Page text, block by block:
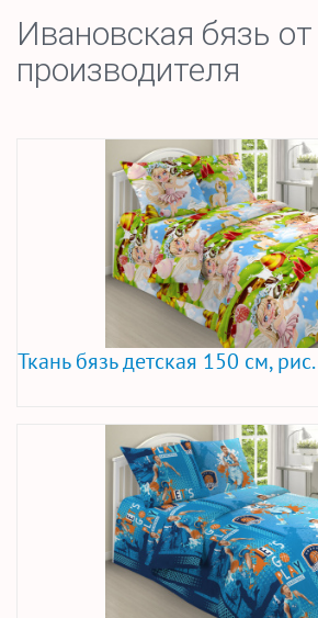
Ивановская бязь от
производителя
Ткань бязь детская 150 см,